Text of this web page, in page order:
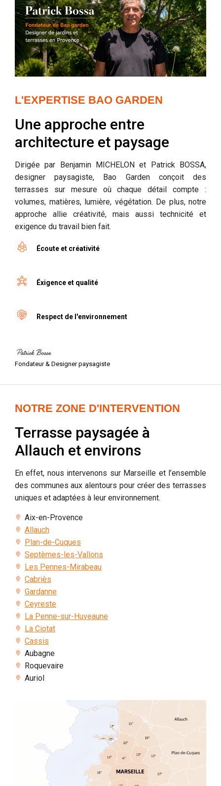
L'EXPERTISE BAO GARDEN
Une approche entre
architecture et paysage
Dirigée par Benjamin MICHELON et Patrick BOSSA,
designer paysagiste, Bao Garden conçoit des
terrasses sur mesure où chaque détail compte :
volumes, matières, lumière, végétation. De plus, notre
approche allie créativité, mais aussi technicité et
exigence du travail bien fait.
Écoute et créativité
Éxigence et qualité
Respect de l'environnement
Fondateur & Designer paysagiste
NOTRE ZONE D'INTERVENTION
Terrasse paysagée à
Allauch et environs
En effet, nous intervenons sur Marseille et l’ensemble
des communes aux alentours pour créer des terrasses
uniques et adaptées à leur environnement.
Aix-en-Provence
Allauch
Plan-de-Cuques
Septèmes-les-Vallons
Les Pennes-Mirabeau
Cabriès
Gardanne
Ceyreste
La Penne-sur-Huveaune
La Ciotat
Cassis
Aubagne
Roquevaire
Auriol